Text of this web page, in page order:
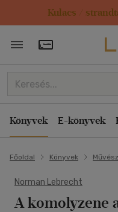
Kulacs /
Törzsvásárlói
Könyvek E-könyvek
Főoldal Könyvek
Norman Lebrecht
A komolyzene